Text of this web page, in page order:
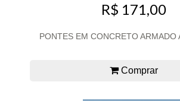
R$ 171,00
PONTES EM CONCRETO ARMADO
Comprar